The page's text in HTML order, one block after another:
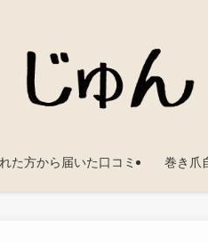
た方から届いた口コミ 巻き爪